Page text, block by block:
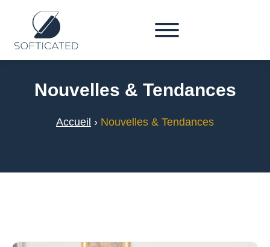
Nouvelles & Tendances
Accueil › Nouvelles & Tendances